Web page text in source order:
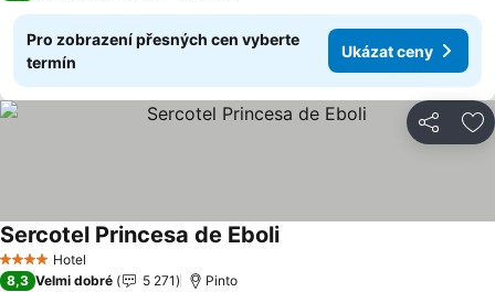
Pro zobrazení přesných cen vyberte
termín
Ukázat ceny
Sdílet
4 Počet hvězdiček
Hotel
Sercotel Princesa de Eboli
8,3 Velmi dobré 5 271 Pinto